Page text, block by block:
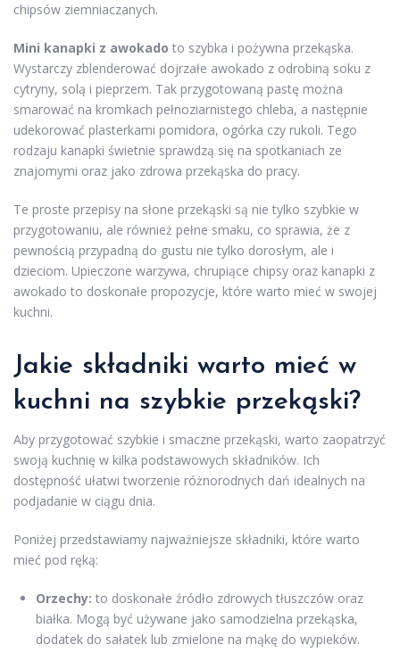
chipsów ziemniaczanych.
Mini kanapki z awokado to szybka i pożywna przekąska.
Wystarczy zblenderować dojrzałe awokado z odrobiną soku z
cytryny, solą i pieprzem. Tak przygotowaną pastę można
smarować na kromkach pełnoziarnistego chleba, a następnie
udekorować plasterkami pomidora, ogórka czy rukoli. Tego
rodzaju kanapki świetnie sprawdzą się na spotkaniach ze
znajomymi oraz jako zdrowa przekąska do pracy.
Te proste przepisy na słone przekąski są nie tylko szybkie w
przygotowaniu, ale również pełne smaku, co sprawia, że z
pewnością przypadną do gustu nie tylko dorosłym, ale i
dzieciom. Upieczone warzywa, chrupiące chipsy oraz kanapki z
awokado to doskonałe propozycje, które warto mieć w swojej
kuchni.
Jakie składniki warto mieć w
kuchni na szybkie przekąski?
Aby przygotować szybkie i smaczne przekąski, warto zaopatrzyć
swoją kuchnię w kilka podstawowych składników. Ich
dostępność ułatwi tworzenie różnorodnych dań idealnych na
podjadanie w ciągu dnia.
Poniżej przedstawiamy najważniejsze składniki, które warto
mieć pod ręką:
Orzechy: to doskonałe źródło zdrowych tłuszczów oraz
białka. Mogą być używane jako samodzielna przekąska,
dodatek do sałatek lub zmielone na mąkę do wypieków.